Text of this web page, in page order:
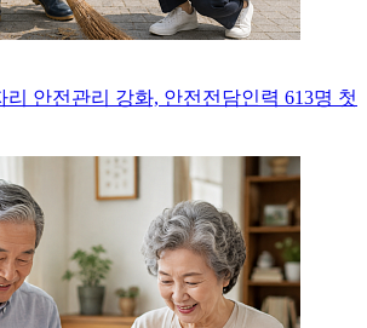
리 안전관리 강화, 안전전담인력 613명 첫